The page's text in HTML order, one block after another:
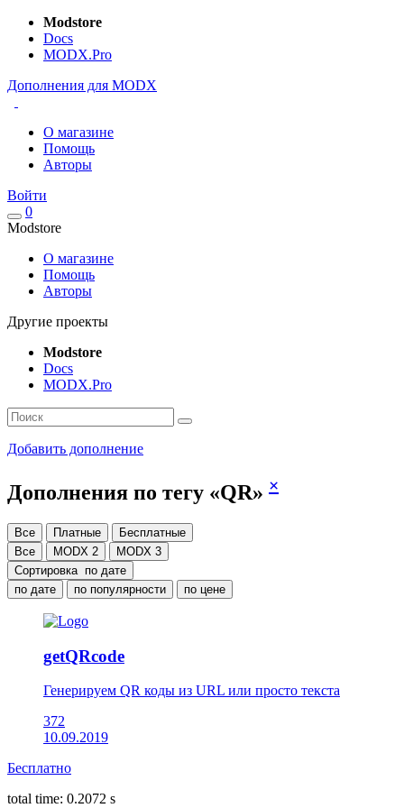
Modstore
Docs
MODX.Pro
Дополнения для MODX
О магазине
Помощь
Авторы
Войти
0
Modstore
О магазине
Помощь
Авторы
Другие проекты
Modstore
Docs
MODX.Pro
Добавить дополнение
Дополнения по тегу «QR» ×
Все Платные
Бесплатные
Все
MODX 2
MODX 3
Сортировка по дате
по дате
по популярности по цене
getQRcode
Генерируем QR коды из URL или просто текста
372
10.09.2019
Бесплатно
total time: 0.2072 s